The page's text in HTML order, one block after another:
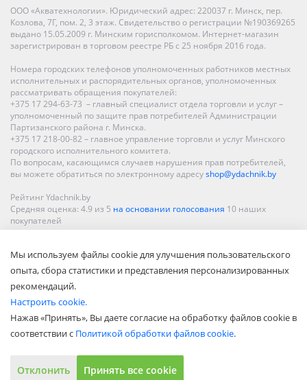
ООО «Акватехнологии». Юридический адрес: 220037 г. Минск, пер.
Козлова, 7Г, пом. 2, 3 этаж. Свидетельство о регистрации №190369265
выдано 15.05.2009 г. Минским горисполкомом. Интернет-магазин
зарегистрирован в торговом реестре РБ с 25 ноября 2016 года.
Номера городских телефонов уполномоченных работников местных
исполнительных и распорядительных органов, уполномоченных
рассматривать обращения покупателей:
+375 17 294-63-73 – главный специалист отдела торговли и услуг –
уполномоченный по защите прав потребителей Администрации
Партизанского района г. Минска.
+375 17 218-00-82 – главное управление торговли и услуг Минского
городского исполнительного комитета.
По вопросам, касающимся случаев нарушения прав потребителей,
вы можете обратиться по электронному адресуshop@ydachnik.by
Рейтинг Ydachnik.by
Средняя оценка: 4.9 из 5 на основании голосования 10 наших
покупателей
Гродно, Могилеве, Бобруйске, Барановичах, Молодечно,
Новополоцке, Пинске, Солигорске. При заказе в интернет-магазине
доставка осуществляется по всей Беларуси.
Показать полную версию
Мы используем файлы cookie для улучшения пользовательского
опыта, сбора статистики и представления персонализированных
рекомендаций.
Настроить cookie.
Нажав «Принять», Вы даете согласие на обработку файлов cookie в
соответствии с Политикой обработки файлов cookie.
Отклонить Принять все cookie